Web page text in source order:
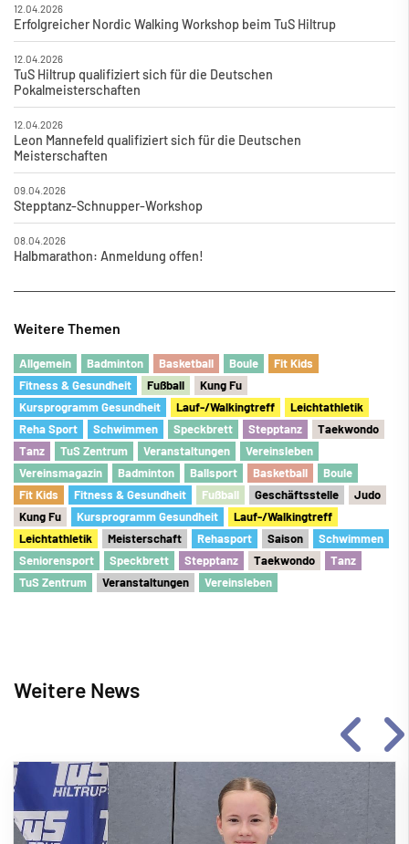
12.04.2026
Erfolgreicher Nordic Walking Workshop beim TuS Hiltrup
12.04.2026
TuS Hiltrup qualifiziert sich für die Deutschen
Pokalmeisterschaften
12.04.2026
Leon Mannefeld qualifiziert sich für die Deutschen
Meisterschaften
09.04.2026
Stepptanz-Schnupper-Workshop
08.04.2026
Halbmarathon: Anmeldung offen!
Weitere Themen
Allgemein Badminton Basketball Boule
Fit Kids
Fitness & Gesundheit
Fußball
Kung Fu
Kursprogramm Gesundheit
Lauf-/Walkingtreff
Leichtathletik
Reha Sport
Schwimmen Speckbrett Stepptanz
Taekwondo
Tanz
TuS Zentrum Veranstaltungen
Vereinsleben
Vereinsmagazin
Badminton Ballsport Basketball
Boule
Fit Kids
Fitness & Gesundheit Fußball Geschäftsstelle
Judo
Kung Fu
Kursprogramm Gesundheit
Lauf-/Walkingtreff
Leichtathletik
Meisterschaft Rehasport Saison
Schwimmen
Seniorensport
Speckbrett Stepptanz Taekwondo
Tanz
TuS Zentrum
Veranstaltungen Vereinsleben
Weitere News